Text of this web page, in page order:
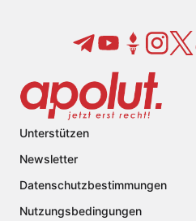
Unterstützen
Newsletter
Datenschutzbestimmungen
Nutzungsbedingungen